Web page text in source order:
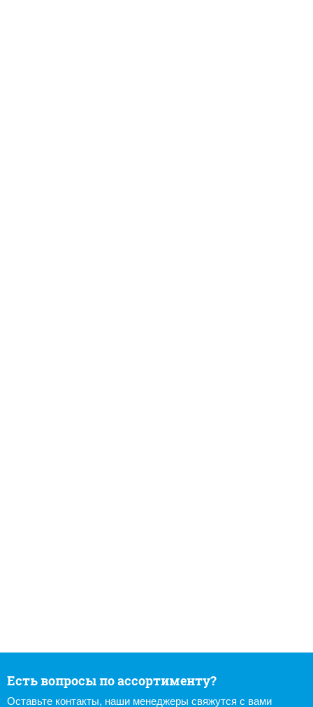
Есть вопросы по ассортименту?
Оставьте контакты, наши менеджеры свяжутся с вами